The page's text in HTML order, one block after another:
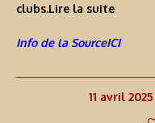
clubs.Lire la suite
Info de la SourceICI
11 avril 2025